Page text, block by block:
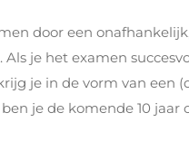
door een
je het examen
je in de vorm van een
je de komende 10 jaar